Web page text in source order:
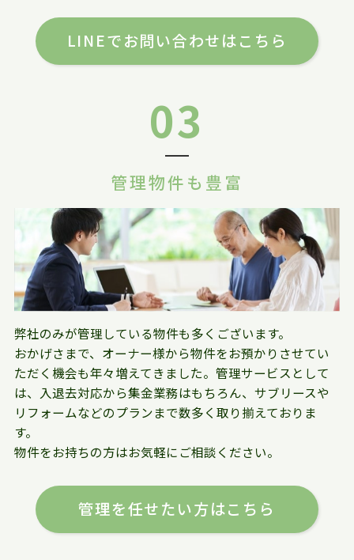
LINEでお問い合わせはこちら
03
管理物件も豊富
弊社のみが管理している物件も多くございます。
おかげさまで、オーナー様から物件をお預かりさせてい
ただく機会も年々増えてきました。管理サービスとして
は、入退去対応から集金業務はもちろん、サブリースや
リフォームなどのプランまで数多く取り揃えておりま
す。
物件をお持ちの方はお気軽にご相談ください。
管理を任せたい方はこちら